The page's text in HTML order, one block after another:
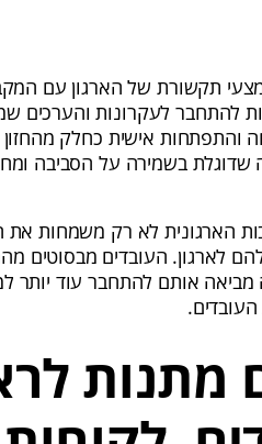
תקשורת של הארגון עם
להתחבר לעקרונות והערכים
אישית כחלק מהחזון
בשמירה על הסביבה
הארגונית לא רק משמחות
לארגון. העובדים מבסוטים
אותם להתחבר עוד יותר
מתנות